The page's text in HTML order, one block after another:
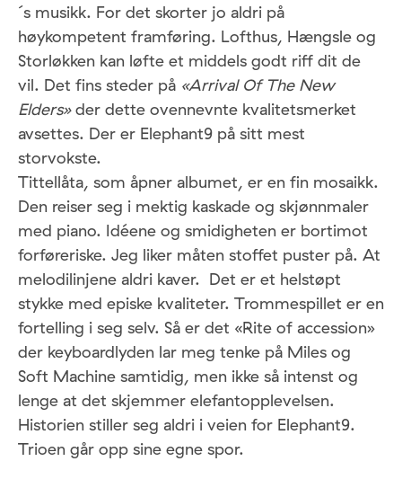
´s musikk. For det skorter jo aldri på
høykompetent framføring. Lofthus, Hængsle og
Storløkken kan løfte et middels godt riff dit de
vil. Det fins steder på «Arrival Of The New
Elders»der dette ovennevnte kvalitetsmerket
avsettes. Der er Elephant9 på sitt mest
storvokste.
Tittellåta, som åpner albumet, er en fin mosaikk.
Den reiser seg i mektig kaskade og skjønnmaler
med piano. Idéene og smidigheten er bortimot
forføreriske. Jeg liker måten stoffet puster på. At
melodilinjene aldri kaver. Det er et helstøpt
stykke med episke kvaliteter. Trommespillet er en
fortelling i seg selv. Så er det «Rite of accession»
der keyboardlyden lar meg tenke på Miles og
Soft Machine samtidig, men ikke så intenst og
lenge at det skjemmer elefantopplevelsen.
Historien stiller seg aldri i veien for Elephant9.
Trioen går opp sine egne spor.